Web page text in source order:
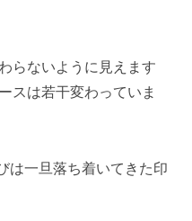
らないように見えます
スは若干変わっていま
は一旦落ち着いてきた印